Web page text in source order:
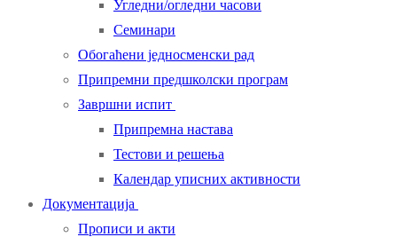
Угледни/огледни часови
Семинари
Обогаћени једносменски рад
Припремни предшколски програм
Завршни испит
Припремна настава
Тестови и решења
Календар уписних активности
Документација
Прописи и акти